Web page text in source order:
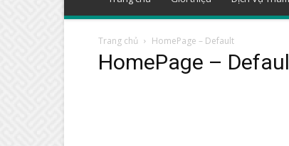
Trang chủ HomePage – Default
HomePage –